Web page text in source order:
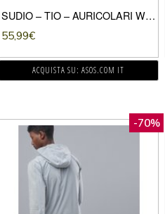
SUDIO – TIO – AURICOLARI WIRELESS VERDE SCURO-NESSUN COLORE
55,99€
ACQUISTA SU: ASOS.COM IT
-70%